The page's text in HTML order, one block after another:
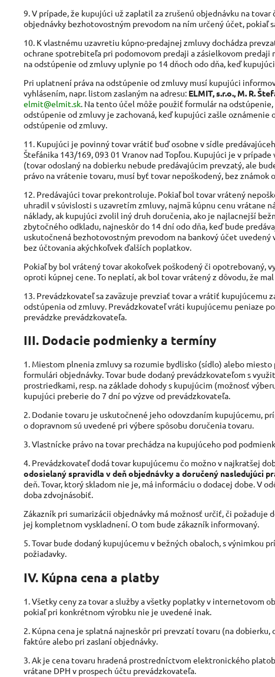
9. V prípade, že kupujúci už zaplatil za zrušenú objednávku na
objednávky bezhotovostným prevodom na ním určený účet, pokiaľ
10. K vlastnému uzavretiu kúpno-predajnej zmluvy dochádza
ochrane spotrebiteľa pri podomovom predaji a zásielkovom
na odstúpenie od zmluvy uplynie po 14 dňoch odo dňa, keď
Pri uplatnení práva na odstúpenie od zmluvy musí kupujúci
vyhlásením, napr. listom zaslaným na adresu: ELMIT, s.r.o., M. R.
elmit@elmit.sk . Na tento účel môže použiť formulár na
odstúpenie od zmluvy je zachovaná, keď kupujúci zašle
odstúpenie od zmluvy.
11. Kupujúci je povinný tovar vrátiť buď osobne v sídle
Štefánika 143/169, 093 01 Vranov nad Topľou. Kupujúci je v
(tovar odoslaný na dobierku nebude predávajúcim prevzatý, ale
právo na vrátenie tovaru, musí byť tovar nepoškodený, bez známok
12. Predávajúci tovar prekontroluje. Pokiaľ bol tovar vrátený
uhradil v súvislosti s uzavretím zmluvy, najmä kúpnu cenu vrátane
náklady, ak kupujúci zvolil iný druh doručenia, ako je najlacnejší
zbytočného odkladu, najneskôr do 14 dní odo dňa, keď bude
uskutočnená bezhotovostným prevodom na bankový účet
bez účtovania akýchkoľvek ďalších poplatkov.
Pokiaľ by bol vrátený tovar akokoľvek poškodený či opotrebovaný,
oproti kúpnej cene. To neplatí, ak bol tovar vrátený z dôvodu, že mal
13. Prevádzkovateľ sa zaväzuje prevziať tovar a vrátiť kupujúcemu
odstúpenia od zmluvy. Prevádzkovateľ vráti kupujúcemu peniaze
prevádzke prevádzkovateľa.
III. Dodacie podmienky a termíny
1. Miestom plnenia zmluvy sa rozumie bydlisko (sídlo) alebo
formulári objednávky. Tovar bude dodaný prevádzkovateľom s
prostriedkami, resp. na základe dohody s kupujúcim (možnosť
kupujúci preberie do 7 dní po výzve od prevádzkovateľa.
2. Dodanie tovaru je uskutočnené jeho odovzdaním kupujúcemu,
o dopravnom sú uvedené pri výbere spôsobu doručenia tovaru.
3. Vlastnícke právo na tovar prechádza na kupujúceho pod
4. Prevádzkovateľ dodá tovar kupujúcemu čo možno v najkratšej
odosielaný spravidla v deň objednávky a doručený nasledujúci
deň. Tovar, ktorý skladom nie je, má informáciu o dodacej dobe. V
doba zdvojnásobiť.
Zákazník pri sumarizácii objednávky má možnosť určiť, či požaduje
jej kompletnom vyskladnení. O tom bude zákazník informovaný.
5. Tovar bude dodaný kupujúcemu v bežných obaloch, s výnimkou
požiadavky.
IV. Kúpna cena a platby
1. Všetky ceny za tovar a služby a všetky poplatky v internetovom
pokiaľ pri konkrétnom výrobku nie je uvedené inak.
2. Kúpna cena je splatná najneskôr pri prevzatí tovaru (na
faktúre alebo pri zaslaní objednávky.
3. Ak je cena tovaru hradená prostredníctvom elektronického
vrátane DPH v prospech účtu prevádzkovateľa.